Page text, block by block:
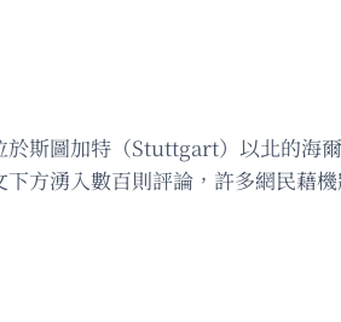
斯圖加特（Stuttgart）以北的海
方湧入數百則評論，許多網民藉